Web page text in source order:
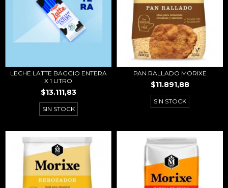
LECHE LATTE BAGGIO ENTERA
X 1 LITRO
$13.111,83
SIN STOCK
PAN RALLADO MORIXE
$11.891,88
SIN STOCK